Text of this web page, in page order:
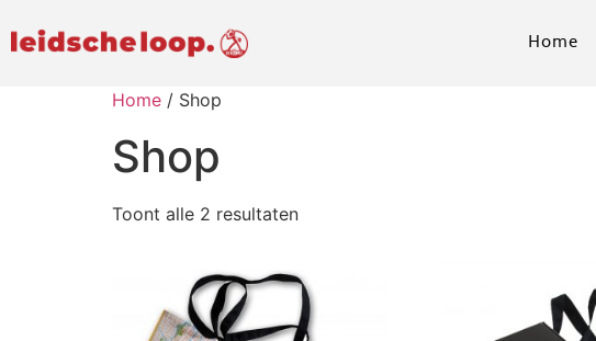
Home
Home / Shop
Shop
Toont alle 2 resultaten